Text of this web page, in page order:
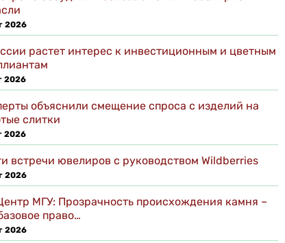
2026
растет интерес к инвестиционным и цветным
2026
объяснили смещение спроса с изделий на
слитки
2026
встречи ювелиров с руководством Wildberries
2026
МГУ: Прозрачность происхождения камня –
право…
2026